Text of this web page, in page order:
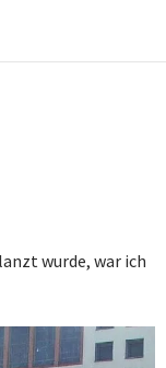
wurde, war ich